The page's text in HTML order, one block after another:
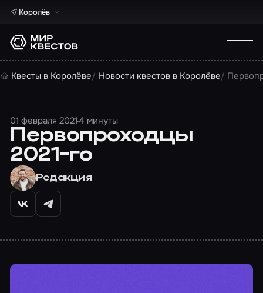
Королёв
Квесты в Королёве Новости квестов в Королёве
01 февраля 20214 минуты
Первопроходцы
2021-го
Редакция